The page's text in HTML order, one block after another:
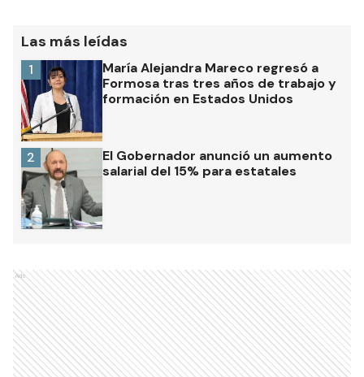
Las más leídas
María Alejandra Mareco regresó a
Formosa tras tres años de trabajo y
formación en Estados Unidos
1
El Gobernador anunció un aumento
salarial del 15% para estatales
2
Ads